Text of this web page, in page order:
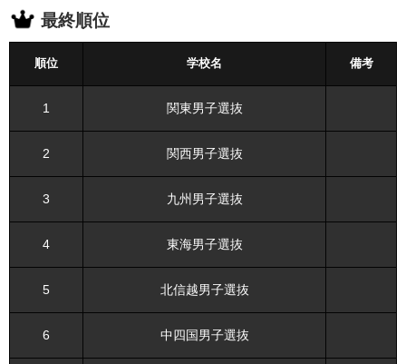
最終順位
順位 学校名 備考
1 関東男子選抜
2 関西男子選抜
3 九州男子選抜
4 東海男子選抜
5 北信越男子選抜
6 中四国男子選抜